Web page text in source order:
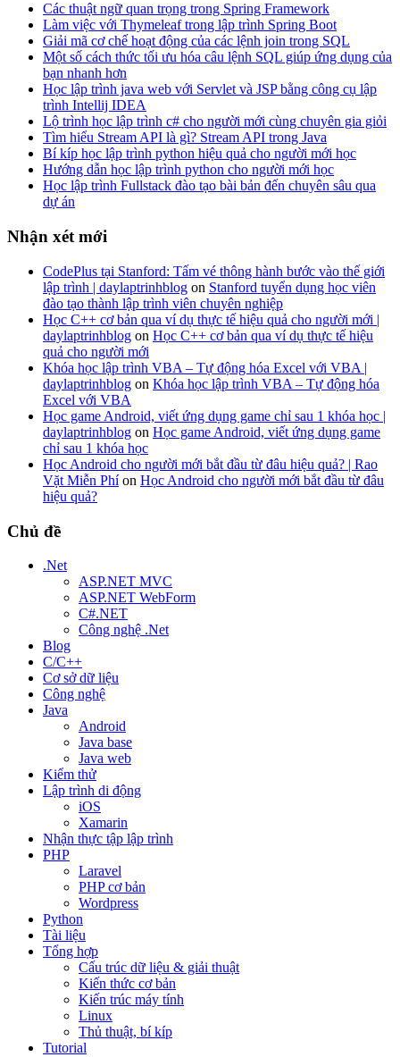
Các thuật ngữ quan trọng trong Spring Framework
Làm việc với Thymeleaf trong lập trình Spring Boot
Giải mã cơ chế hoạt động của các lệnh join trong SQL
Một số cách thức tối ưu hóa câu lệnh SQL giúp ứng dụng của
bạn nhanh hơn
Học lập trình java web với Servlet và JSP bằng công cụ lập
trình Intellij IDEA
Lộ trình học lập trình c# cho người mới cùng chuyên gia giỏi
Tìm hiểu Stream API là gì? Stream API trong Java
Bí kíp học lập trình python hiệu quả cho người mới học
Hướng dẫn học lập trình python cho người mới học
Học lập trình Fullstack đào tạo bài bản đến chuyên sâu qua
dự án
Nhận xét mới
CodePlus tại Stanford: Tấm vé thông hành bước vào thế giới
lập trình | daylaptrinhblog on Stanford tuyển dụng học viên
đào tạo thành lập trình viên chuyên nghiệp
Học C++ cơ bản qua ví dụ thực tế hiệu quả cho người mới |
daylaptrinhblog on Học C++ cơ bản qua ví dụ thực tế hiệu
quả cho người mới
Khóa học lập trình VBA – Tự động hóa Excel với VBA |
daylaptrinhblog on Khóa học lập trình VBA – Tự động hóa
Excel với VBA
Học game Android, viết ứng dụng game chỉ sau 1 khóa học |
daylaptrinhblog on Học game Android, viết ứng dụng game
chỉ sau 1 khóa học
Học Android cho người mới bắt đầu từ đâu hiệu quả? | Rao
Vặt Miễn Phíon Học Android cho người mới bắt đầu từ đâu
hiệu quả?
Chủ đề
.Net
ASP.NET MVC
ASP.NET WebForm
C#.NET
Công nghệ .Net
Blog
C/C++
Cơ sở dữ liệu
Công nghệ
Java
Android
Java base
Java web
Kiểm thử
Lập trình di động
iOS
Xamarin
Nhận thực tập lập trình
PHP
Laravel
PHP cơ bản
Wordpress
Python
Tài liệu
Tổng hợp
Cấu trúc dữ liệu & giải thuật
Kiến thức cơ bản
Kiến trúc máy tính
Linux
Thủ thuật, bí kíp
Tutorial